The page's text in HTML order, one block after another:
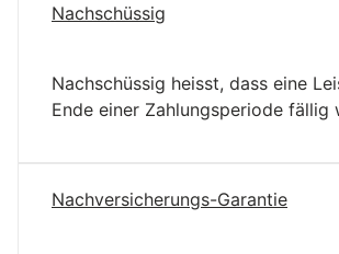
Nachschüssig
Nachschüssig heisst, dass eine
Ende einer Zahlungsperiode fällig
Nachversicherungs-Garantie